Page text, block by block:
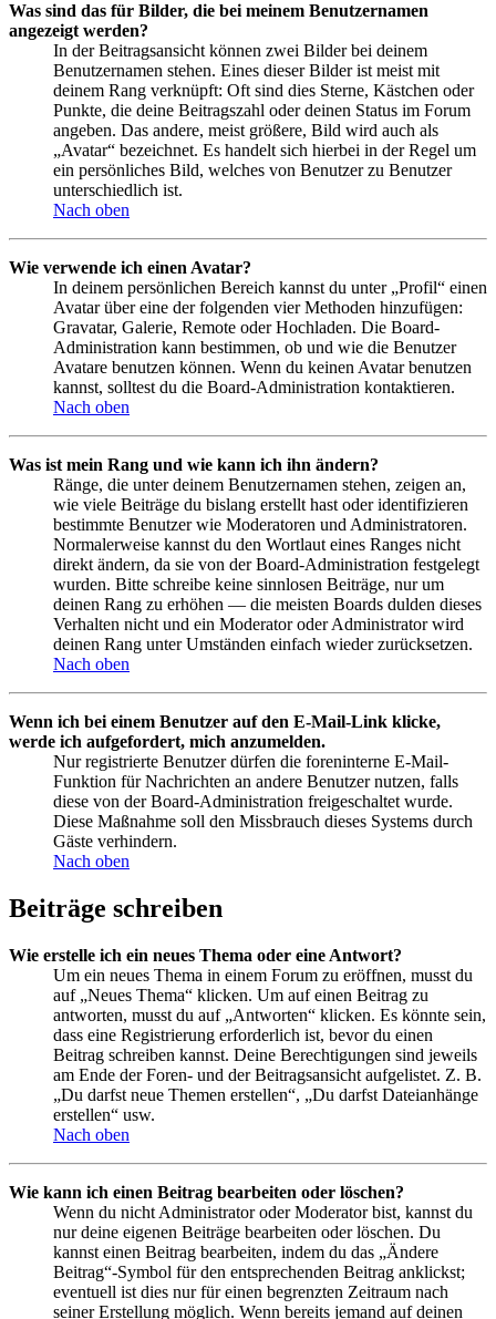
Was sind das für Bilder, die bei meinem Benutzernamen
angezeigt werden?
In der Beitragsansicht können zwei Bilder bei deinem
Benutzernamen stehen. Eines dieser Bilder ist meist mit
deinem Rang verknüpft: Oft sind dies Sterne, Kästchen oder
Punkte, die deine Beitragszahl oder deinen Status im Forum
angeben. Das andere, meist größere, Bild wird auch als
„Avatar“ bezeichnet. Es handelt sich hierbei in der Regel um
ein persönliches Bild, welches von Benutzer zu Benutzer
unterschiedlich ist.
Nach oben
Wie verwende ich einen Avatar?
In deinem persönlichen Bereich kannst du unter „Profil“ einen
Avatar über eine der folgenden vier Methoden hinzufügen:
Gravatar, Galerie, Remote oder Hochladen. Die Board-
Administration kann bestimmen, ob und wie die Benutzer
Avatare benutzen können. Wenn du keinen Avatar benutzen
kannst, solltest du die Board-Administration kontaktieren.
Nach oben
Was ist mein Rang und wie kann ich ihn ändern?
Ränge, die unter deinem Benutzernamen stehen, zeigen an,
wie viele Beiträge du bislang erstellt hast oder identifizieren
bestimmte Benutzer wie Moderatoren und Administratoren.
Normalerweise kannst du den Wortlaut eines Ranges nicht
direkt ändern, da sie von der Board-Administration festgelegt
wurden. Bitte schreibe keine sinnlosen Beiträge, nur um
deinen Rang zu erhöhen — die meisten Boards dulden dieses
Verhalten nicht und ein Moderator oder Administrator wird
deinen Rang unter Umständen einfach wieder zurücksetzen.
Nach oben
Wenn ich bei einem Benutzer auf den E-Mail-Link klicke,
werde ich aufgefordert, mich anzumelden.
Nur registrierte Benutzer dürfen die foreninterne E-Mail-
Funktion für Nachrichten an andere Benutzer nutzen, falls
diese von der Board-Administration freigeschaltet wurde.
Diese Maßnahme soll den Missbrauch dieses Systems durch
Gäste verhindern.
Nach oben
Beiträge schreiben
Wie erstelle ich ein neues Thema oder eine Antwort?
Um ein neues Thema in einem Forum zu eröffnen, musst du
auf „Neues Thema“ klicken. Um auf einen Beitrag zu
antworten, musst du auf „Antworten“ klicken. Es könnte sein,
dass eine Registrierung erforderlich ist, bevor du einen
Beitrag schreiben kannst. Deine Berechtigungen sind jeweils
am Ende der Foren- und der Beitragsansicht aufgelistet. Z. B.
„Du darfst neue Themen erstellen“, „Du darfst Dateianhänge
erstellen“ usw.
Nach oben
Wie kann ich einen Beitrag bearbeiten oder löschen?
Wenn du nicht Administrator oder Moderator bist, kannst du
nur deine eigenen Beiträge bearbeiten oder löschen. Du
kannst einen Beitrag bearbeiten, indem du das „Ändere
Beitrag“-Symbol für den entsprechenden Beitrag anklickst;
eventuell ist dies nur für einen begrenzten Zeitraum nach
seiner Erstellung möglich. Wenn bereits jemand auf deinen